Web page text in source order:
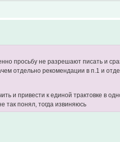
просьбу не разрешают писать и
отдельно рекомендации в п.1 и
и привести к единой трактовке в
так понял, тогда извиняюсь